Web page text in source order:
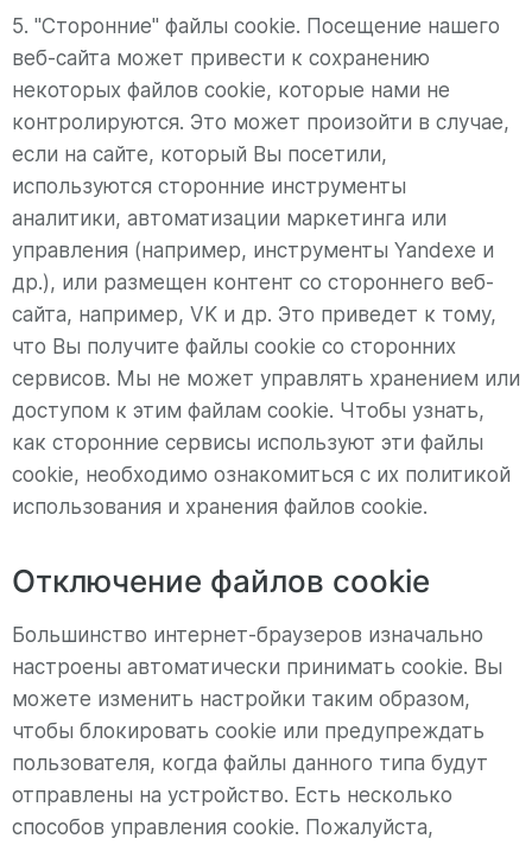
5. "Сторонние" файлы cookie. Посещение нашего
веб-сайта может привести к сохранению
некоторых файлов cookie, которые нами не
контролируются. Это может произойти в случае,
если на сайте, который Вы посетили,
используются сторонние инструменты
аналитики, автоматизации маркетинга или
управления (например, инструменты Yandexe и
др.), или размещен контент со стороннего веб-
сайта, например, VK и др. Это приведет к тому,
что Вы получите файлы cookie со сторонних
сервисов. Мы не может управлять хранением или
доступом к этим файлам cookie. Чтобы узнать,
как сторонние сервисы используют эти файлы
cookie, необходимо ознакомиться с их политикой
использования и хранения файлов cookie.
Отключение файлов cookie
Большинство интернет-браузеров изначально
настроены автоматически принимать cookie. Вы
можете изменить настройки таким образом,
чтобы блокировать cookie или предупреждать
пользователя, когда файлы данного типа будут
отправлены на устройство. Есть несколько
способов управления cookie. Пожалуйста,